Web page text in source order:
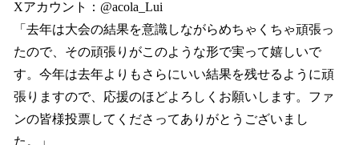
Xアカウント：@acola_Lui
「去年は大会の結果を意識しながらめちゃくちゃ頑張っ
たので、その頑張りがこのような形で実って嬉しいで
す。今年は去年よりもさらにいい結果を残せるように頑
張りますので、応援のほどよろしくお願いします。ファ
ンの皆様投票してくださってありがとうございまし
た。」